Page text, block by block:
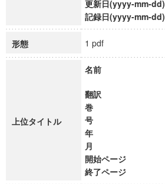
更新日(yyyy-mm-dd)
記録日(yyyy-mm-dd)
形態 1 pdf
上位タイトル
名前
翻訳
巻
号
年
月
開始ページ
終了ページ